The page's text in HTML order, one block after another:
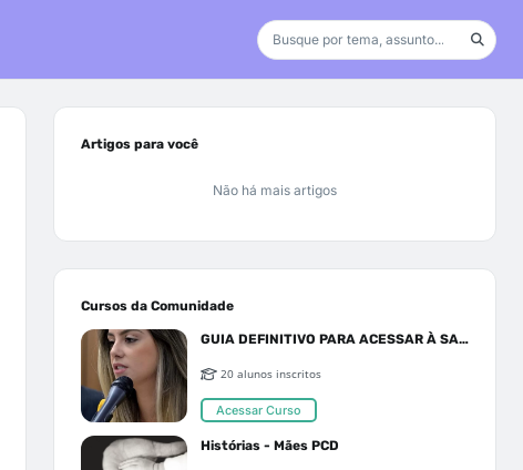
Artigos para você
Não há mais artigos
Cursos da Comunidade
GUIA DEFINITIVO PARA ACESSAR À SAÚDE PELO SUS OU PLANO DE SAÚDE
20 alunos inscritos
Acessar Curso
Histórias - Mães PCD